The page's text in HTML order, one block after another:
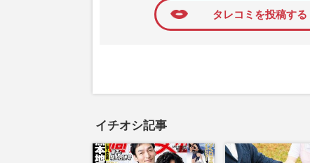
タレコミを投稿する
イチオシ記事